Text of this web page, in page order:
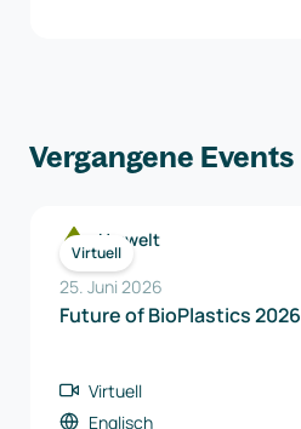
Vergangene Events
Virtuell
Umwelt
25. Juni 2026
Future of BioPlastics 2026
Virtuell
Englisch